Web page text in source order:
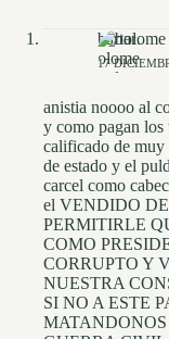
17
anistia noooo al
y como pagan
calificado de muy
de estado y el
carcel como
el VENDIDO
PERMITIRLE
COMO
CORRUPTO Y
NUESTRA
SI NO A ESTE